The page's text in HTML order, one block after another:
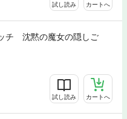
試し読み カートへ
チ 沈黙の魔女の隠しご
試し読み カートへ